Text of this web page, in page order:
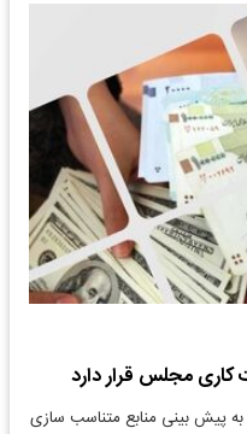
کاری مجلس قرار دارد
به پیش بینی منابع متناسب سازی